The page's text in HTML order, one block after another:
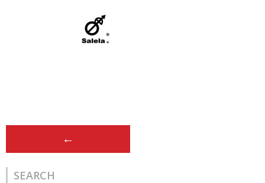
navigation
←
SEARCH